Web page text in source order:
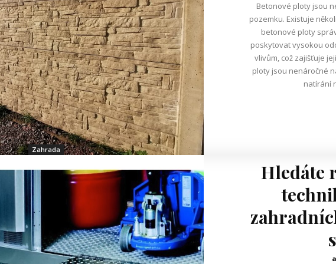
Zahrada
Betonové ploty jsou
pozemku. Existuje několik výhod betonových plotů: Pokud jsou
betonové ploty
poskytovat vysokou
vlivům, což zajišťuje
ploty jsou nenáročné
natírání
Hledáte